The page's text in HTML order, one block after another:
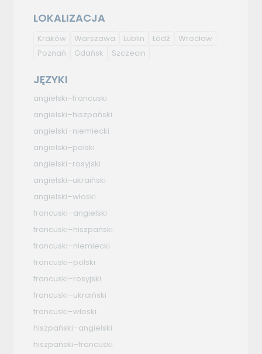
LOKALIZACJA
Kraków Warszawa Lublin Łódź
Wrocław
Poznań
Gdańsk Szczecin
JĘZYKI
angielski–francuski
angielski–hiszpański
angielski–niemiecki
angielski–polski
angielski–rosyjski
angielski–ukraiński
angielski–włoski
francuski–angielski
francuski–hiszpański
francuski–niemiecki
francuski–polski
francuski–rosyjski
francuski–ukraiński
francuski–włoski
hiszpański–angielski
hiszpański–francuski